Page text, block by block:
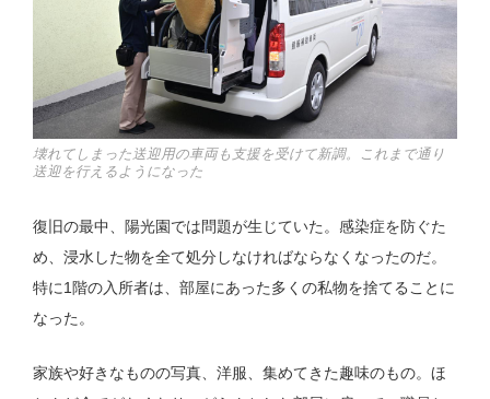
壊れてしまった送迎用の車両も支援を受けて新調。これまで通り
送迎を行えるようになった
復旧の最中、陽光園では問題が生じていた。感染症を防ぐた
め、浸水した物を全て処分しなければならなくなったのだ。
特に1階の入所者は、部屋にあった多くの私物を捨てることに
なった。
家族や好きなものの写真、洋服、集めてきた趣味のもの。ほ